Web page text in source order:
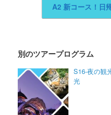
A2 新コース！日
別のツアープログラム
S16-夜の観
光